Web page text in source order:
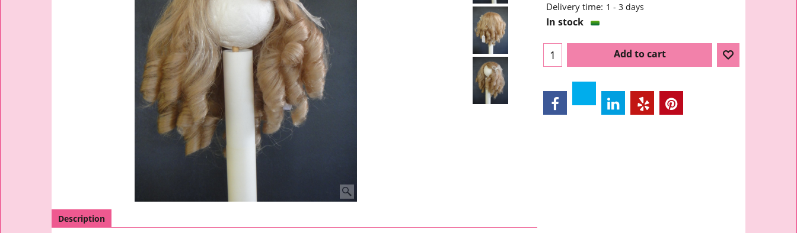
Delivery time: 1 - 3 days
In stock
Add to cart
Description